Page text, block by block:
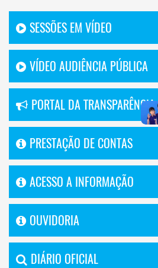
SESSÕES EM VÍDEO
VÍDEO AUDIÊNCIA PÚBLICA
PORTAL DA TRANSPARÊNCIA
PRESTAÇÃO DE CONTAS
ACESSO A INFORMAÇÃO
OUVIDORIA
DIÁRIO OFICIAL